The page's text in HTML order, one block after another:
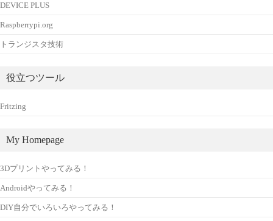
DEVICE PLUS
Raspberrypi.org
トランジスタ技術
役立つツール
Fritzing
My Homepage
3Dプリントやってみる！
Androidやってみる！
DIY自分でいろいろやってみる！